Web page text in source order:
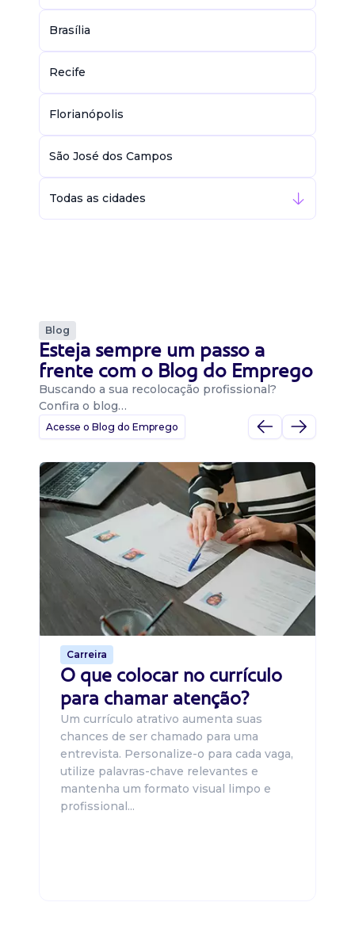
Brasília
Recife
Florianópolis
São José dos Campos
Todas as cidades
Blog
Esteja sempre um passo a
frente com o Blog do Emprego
Buscando a sua recolocação profissional?
Confira o blog…
Acesse o Blog do Emprego
Carreira
O que colocar no currículo
para chamar atenção?
Um currículo atrativo aumenta suas
chances de ser chamado para uma
entrevista. Personalize-o para cada vaga,
utilize palavras-chave relevantes e
mantenha um formato visual limpo e
profissional...